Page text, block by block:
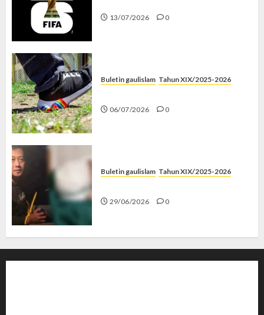
13/07/2026 0
Buletin gaulislam Tahun XIX/2025-2026
06/07/2026 0
Buletin gaulislam Tahun XIX/2025-2026
29/06/2026 0